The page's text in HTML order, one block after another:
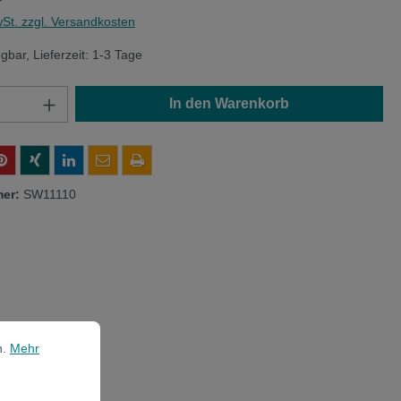
zzgl. Versandkosten
Lieferzeit: 1-3 Tage
Anzahl: Gib den gewünschten Wert ein
In den Warenkorb
SW11110
Informationen ...
Mehr